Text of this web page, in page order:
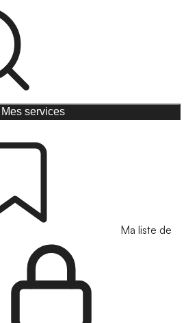
Mes services
Ma liste de